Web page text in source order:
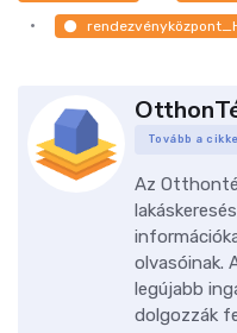
Tovább a
Az
olvasóinak.
legújabb
dolgozzák